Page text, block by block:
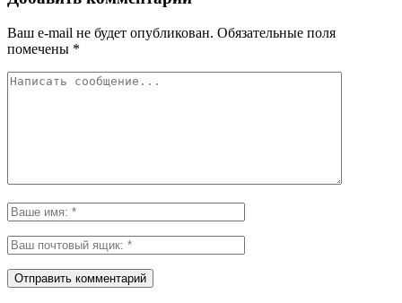
Ваш e-mail не будет опубликован. Обязательные поля
помечены *